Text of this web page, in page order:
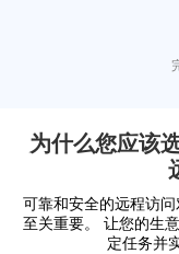
为什么您应该
可靠和安全的远程访
至关重要。 让您的生
定任务并